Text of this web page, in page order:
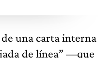
una carta interna
de línea” —que